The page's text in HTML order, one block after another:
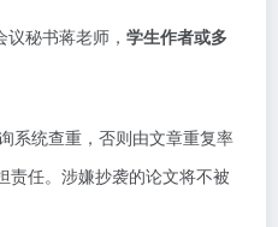
秘书蒋老师， 学生作者或多
系统查重，否则由文章重复率
责任。涉嫌抄袭的论文将不被